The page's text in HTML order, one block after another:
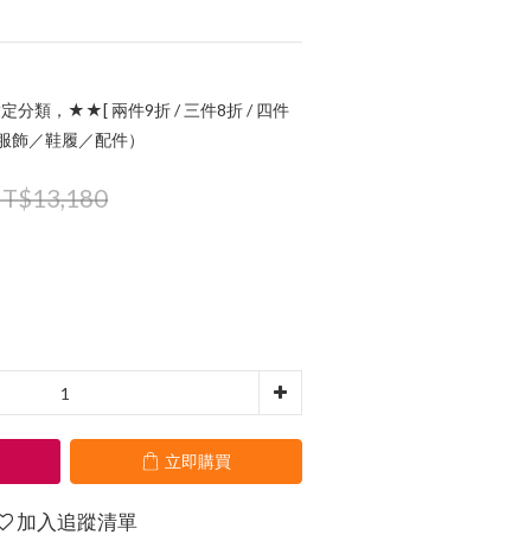
分類，★★[ 兩件9折 / 三件8折 / 四件
飾／鞋履／配件）
立即購買
加入追蹤清單